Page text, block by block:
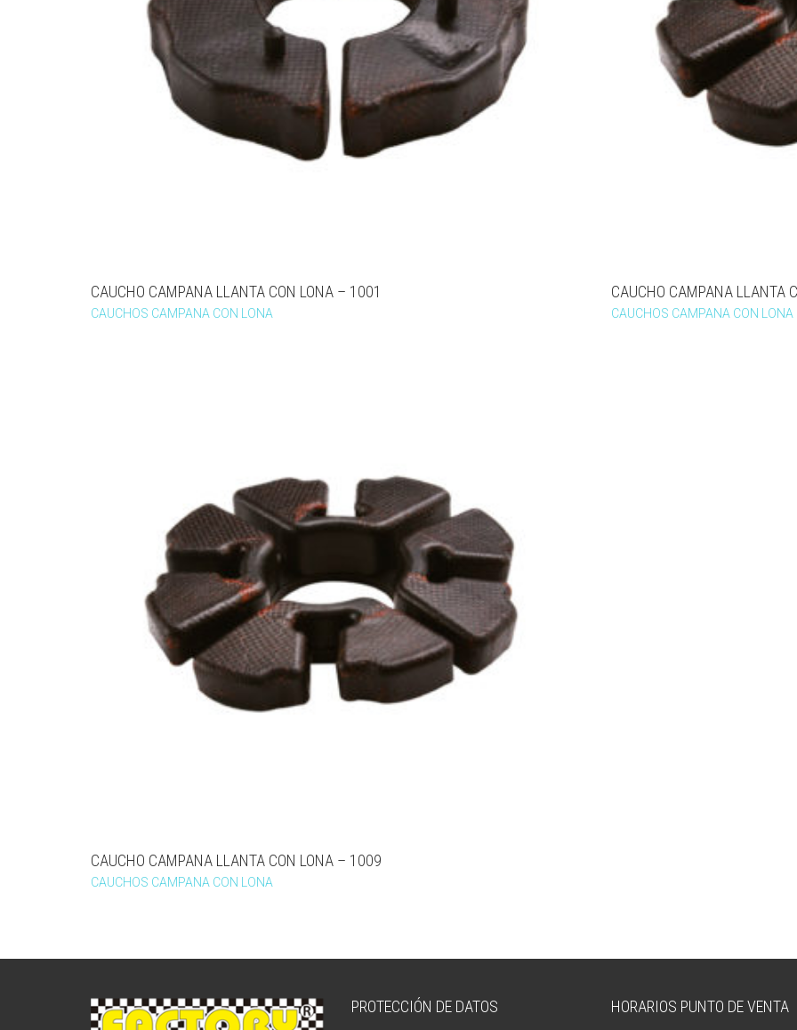
CAUCHO CAMPANA LLANTA CON LONA – 1001
CAUCHOS CAMPANA CON LONA
CAUCHO CAMPANA LLANTA
CAUCHOS CAMPANA CON LONA
CAUCHO CAMPANA LLANTA CON LONA – 1009
CAUCHOS CAMPANA CON LONA
PROTECCIÓN DE DATOS HORARIOS PUNTO DE VENTA